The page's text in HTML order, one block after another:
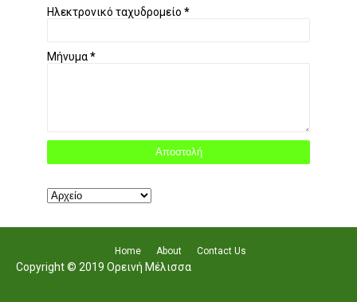
Ηλεκτρονικό ταχυδρομείο *
Μήνυμα*
Home About Contact Us
Copyright © 2019 Ορεινή Μέλισσα